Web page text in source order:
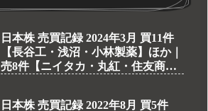
日本株 売買記録 2024年3月 買11件
【長谷工・浅沼・小林製薬】ほか｜
売8件【ニイタカ・丸紅・住友商
日本株 売買記録 2022年8月 買5件